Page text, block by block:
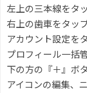
左上の三本線をタ
右上の歯車をタッ
アカウント設定を
プロフィール一括
下の方の『＋』ボ
アイコンの編集、